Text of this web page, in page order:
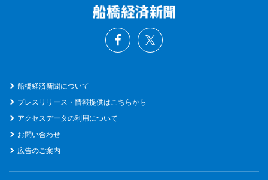
船橋経済新聞について
プレスリリース・情報提供はこちらから
アクセスデータの利用について
お問い合わせ
広告のご案内